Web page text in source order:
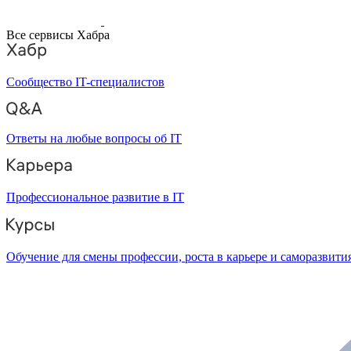
Все сервисы Хабра
Сообщество IT-специалистов
Ответы на любые вопросы об IT
Профессиональное развитие в IT
Обучение для смены профессии, роста в карьере и